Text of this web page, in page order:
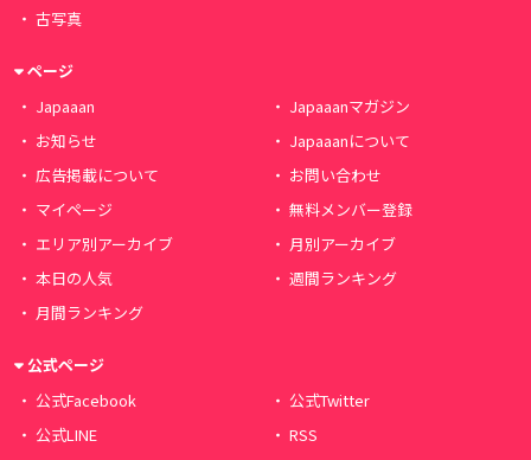
古写真
ページ
Japaaan
Japaaanマガジン
お知らせ
Japaaanについて
広告掲載について
お問い合わせ
マイページ
無料メンバー登録
エリア別アーカイブ
月別アーカイブ
本日の人気
週間ランキング
月間ランキング
公式ページ
公式Facebook
公式Twitter
公式LINE
RSS